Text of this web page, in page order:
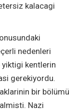
kalacagi
nedenleri
yiktigi kentlerin
gerekiyordu.
bir bölümü
Nazi